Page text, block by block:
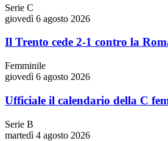
Serie C
giovedì 6 agosto 2026
Il Trento cede 2-1 contro la
Femminile
giovedì 6 agosto 2026
Ufficiale il calendario della C
Serie B
martedì 4 agosto 2026